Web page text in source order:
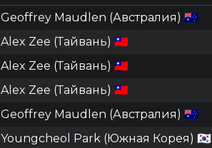
Geoffrey Maudlen (Австралия) 🇦🇺
Alex Zee (Тайвань) 🇹🇼
Alex Zee (Тайвань) 🇹🇼
Alex Zee (Тайвань) 🇹🇼
Geoffrey Maudlen (Австралия) 🇦🇺
Youngcheol Park (Южная Корея) 🇰🇷